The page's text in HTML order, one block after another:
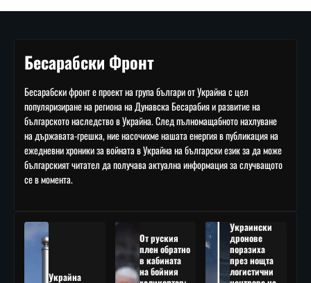
Бесарабски Фронт
Бесарабски фронт е проект на група българи от Украйна с цел
популяризиране на региона на Дунавска Бесарабия и развитие на
българското наследство в Украйна. След пълномащабното нахлуване
на държавата-грешка, ние насочихме нашата енергия в публикация на
ежедневни хроники за войната в Украйна на български език за да може
българският читател да получава актуална информация за случващото
се в момента.
Украйна
От руския
плен обратно
в кабината
на бойния
Украински
дронове
поразиха
през нощта
логистични